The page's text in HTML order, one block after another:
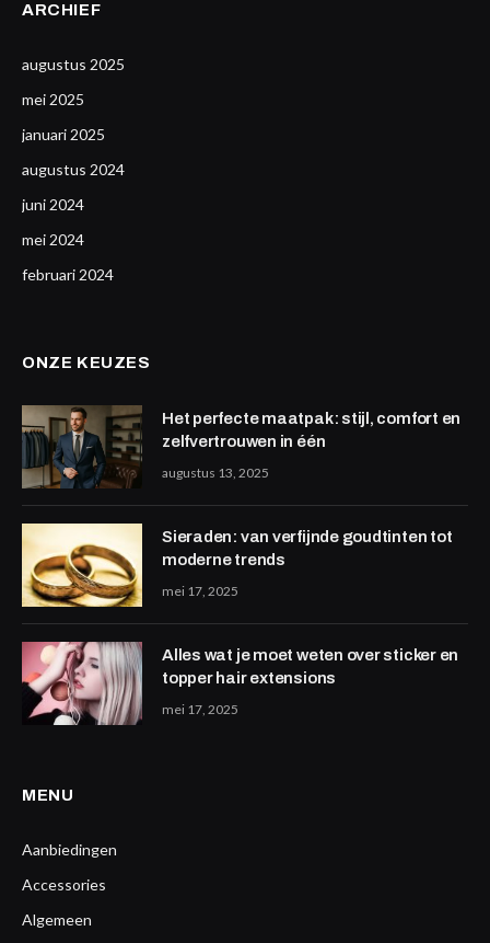
ARCHIEF
augustus 2025
mei 2025
januari 2025
augustus 2024
juni 2024
mei 2024
februari 2024
ONZE KEUZES
Het perfecte maatpak: stijl, comfort en
zelfvertrouwen in één
augustus 13, 2025
Sieraden: van verfijnde goudtinten tot
moderne trends
mei 17, 2025
Alles wat je moet weten over sticker en
topper hair extensions
mei 17, 2025
MENU
Aanbiedingen
Accessories
Algemeen